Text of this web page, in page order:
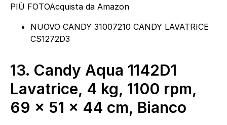
PIÙ FOTOAcquista da Amazon
NUOVO CANDY 31007210 CANDY LAVATRICE
CS1272D3
13. Candy Aqua 1142D1
Lavatrice, 4 kg, 1100 rpm,
69 x 51 x 44 cm, Bianco